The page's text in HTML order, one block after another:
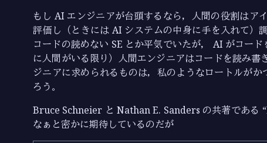
もし AI エンジニアが台頭するなら，人間の役割はア
評価し（ときには AI システムの中身に手を入れて）
コードの読めない SE とか平気でいたが， AI がコー
に人間がいる限り）人間エンジニアはコードを読み
ジニアに求められるものは，私のようなロートルが
ろう。
Bruce Schneier と Nathan E. Sanders の共著である “
なぁと密かに期待しているのだが